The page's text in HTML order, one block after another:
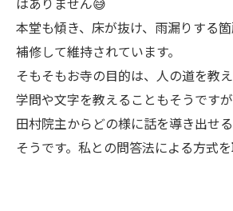
本堂も傾き、床が抜け、雨漏りする
補修して維持されています。
そもそもお寺の目的は、人の道を教え
学問や文字を教えることもそうです
田村院主からどの様に話を導き出せ
そうです。私との問答法による方式を